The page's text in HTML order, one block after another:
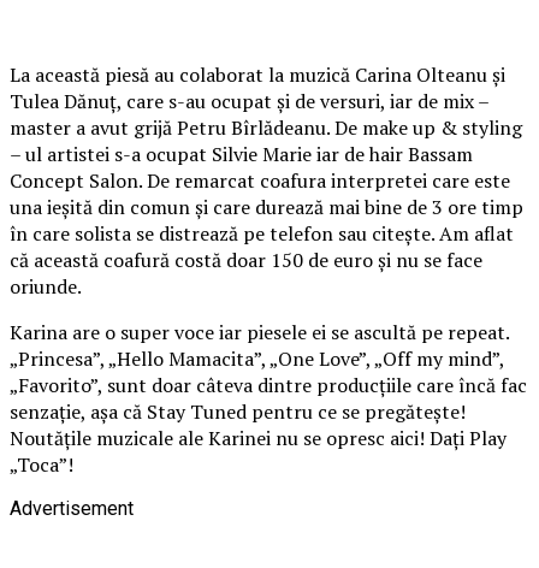
La această piesă au colaborat la muzică Carina Olteanu și
Tulea Dănuț, care s-au ocupat și de versuri, iar de mix –
master a avut grijă Petru Bîrlădeanu. De make up & styling
– ul artistei s-a ocupat Silvie Marie iar de hair Bassam
Concept Salon. De remarcat coafura interpretei care este
una ieșită din comun și care durează mai bine de 3 ore timp
în care solista se distrează pe telefon sau citește. Am aflat
că această coafură costă doar 150 de euro și nu se face
oriunde.
Karina are o super voce iar piesele ei se ascultă pe repeat.
„Princesa”, „Hello Mamacita”, „One Love”, „Off my mind”,
„Favorito”, sunt doar câteva dintre producțiile care încă fac
senzație, așa că Stay Tuned pentru ce se pregătește!
Noutățile muzicale ale Karinei nu se opresc aici! Dați Play
„Toca”!
Advertisement